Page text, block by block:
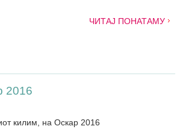
ЧИТАЈ ПОНАТАМУ
2016
килим, на Оскар 2016